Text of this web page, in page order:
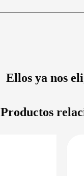
Ellos ya nos
Productos